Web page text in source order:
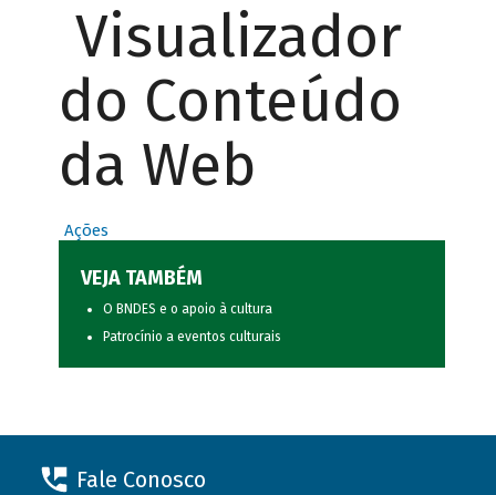
Visualizador
do Conteúdo
da Web
Ações
VEJA TAMBÉM
O BNDES e o apoio à cultura
Patrocínio a eventos culturais
Fale Conosco